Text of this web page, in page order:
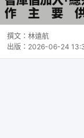
撰文： 林遠航
出版： 2026-06-24